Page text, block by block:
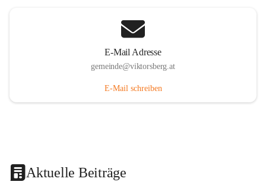
E-Mail Adresse
gemeinde@viktorsberg.at
E-Mail schreiben
Aktuelle Beiträge